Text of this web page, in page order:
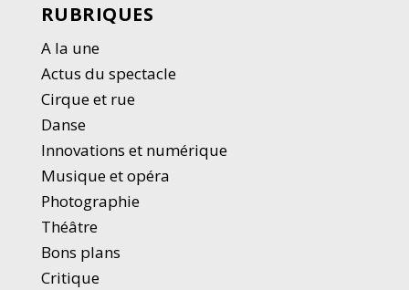
RUBRIQUES
A la une
Actus du spectacle
Cirque et rue
Danse
Innovations et numérique
Musique et opéra
Photographie
Théâtre
Bons plans
Critique